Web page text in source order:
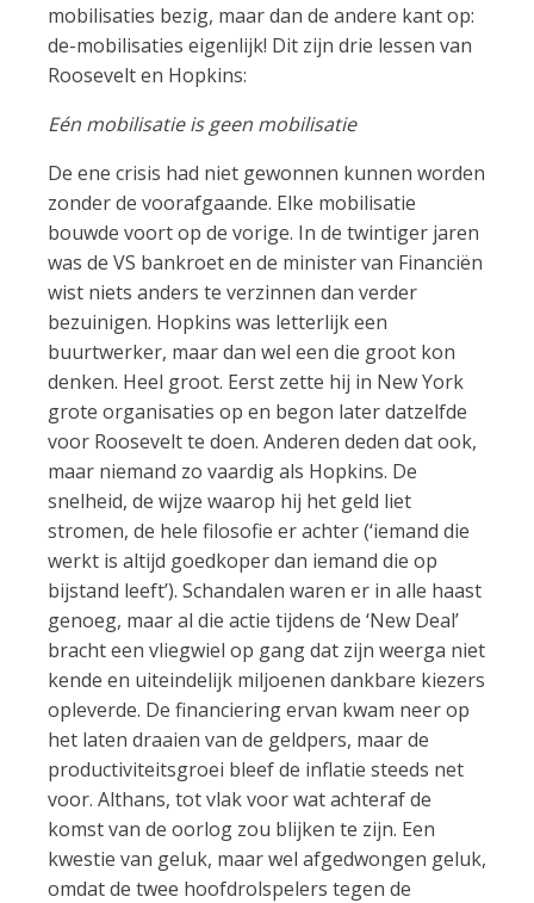
mobilisaties bezig, maar dan de andere kant op:
de-mobilisaties eigenlijk! Dit zijn drie lessen van
Roosevelt en Hopkins:
Eén mobilisatie is geen mobilisatie
De ene crisis had niet gewonnen kunnen worden
zonder de voorafgaande. Elke mobilisatie
bouwde voort op de vorige. In de twintiger jaren
was de VS bankroet en de minister van Financiën
wist niets anders te verzinnen dan verder
bezuinigen. Hopkins was letterlijk een
buurtwerker, maar dan wel een die groot kon
denken. Heel groot. Eerst zette hij in New York
grote organisaties op en begon later datzelfde
voor Roosevelt te doen. Anderen deden dat ook,
maar niemand zo vaardig als Hopkins. De
snelheid, de wijze waarop hij het geld liet
stromen, de hele filosofie er achter (‘iemand die
werkt is altijd goedkoper dan iemand die op
bijstand leeft’). Schandalen waren er in alle haast
genoeg, maar al die actie tijdens de ‘New Deal’
bracht een vliegwiel op gang dat zijn weerga niet
kende en uiteindelijk miljoenen dankbare kiezers
opleverde. De financiering ervan kwam neer op
het laten draaien van de geldpers, maar de
productiviteitsgroei bleef de inflatie steeds net
voor. Althans, tot vlak voor wat achteraf de
komst van de oorlog zou blijken te zijn. Een
kwestie van geluk, maar wel afgedwongen geluk,
omdat de twee hoofdrolspelers tegen de